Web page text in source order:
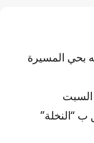
بحي المسيرة
“النخلة”